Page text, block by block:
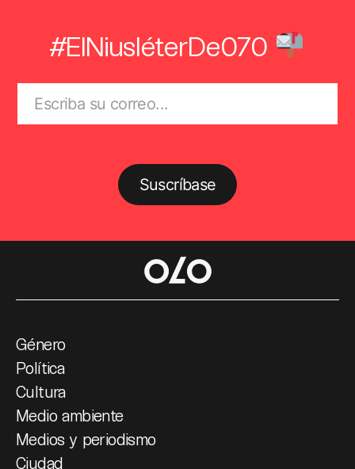
#ElNiusléterDe070
Suscríbase
Género
Política
Cultura
Medio ambiente
Medios y periodismo
Ciudad